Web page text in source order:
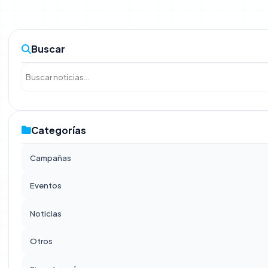
Obras
Desarrollo Económico Social
Oficinas generales
Buscar
Categorías
Campañas
Eventos
Noticias
Otros